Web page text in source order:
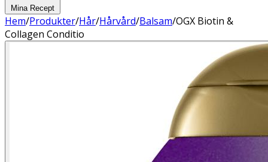
Mina Recept
Hem/Produkter/Hår/Hårvård/Balsam/OGX Biotin &
Collagen Conditio